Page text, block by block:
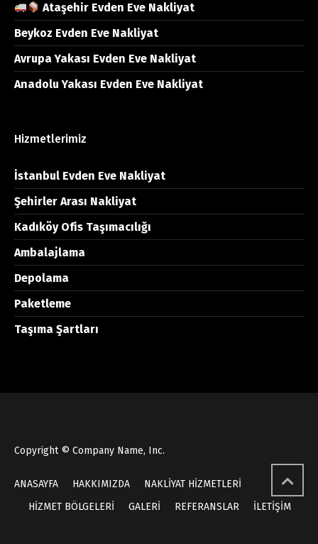
Ataşehir Evden Eve Nakliyat
Beykoz Evden Eve Nakliyat
Avrupa Yakası Evden Eve Nakliyat
Anadolu Yakası Evden Eve Nakliyat
Hizmetlerimiz
İstanbul Evden Eve Nakliyat
Şehirler Arası Nakliyat
Kadıköy Ofis Taşımacılığı
Ambalajlama
Depolama
Paketleme
Taşıma Şartları
Copyright © Company Name, Inc.
ANASAYFA HAKKIMIZDA
NAKLİYAT HİZMETLERİ
HİZMET BÖLGELERİ
GALERİ REFERANSLAR İLETİŞİM